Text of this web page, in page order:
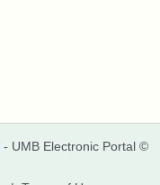
- UMB Electronic Portal ©